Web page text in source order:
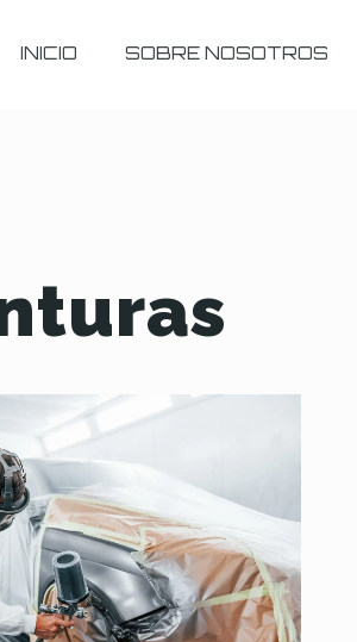
INICIO SOBRE NOSOTROS